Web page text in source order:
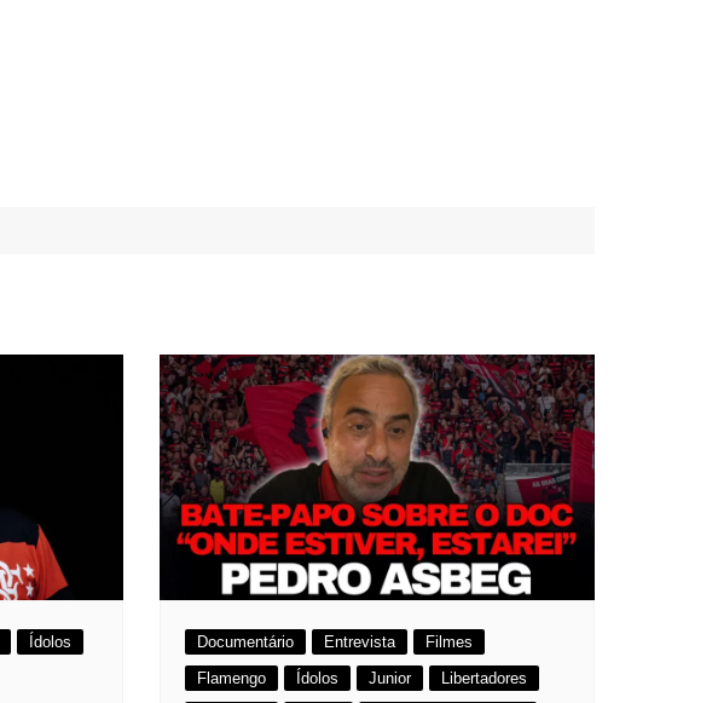
Ídolos
Documentário Entrevista
Filmes
Flamengo
Ídolos Junior
Libertadores